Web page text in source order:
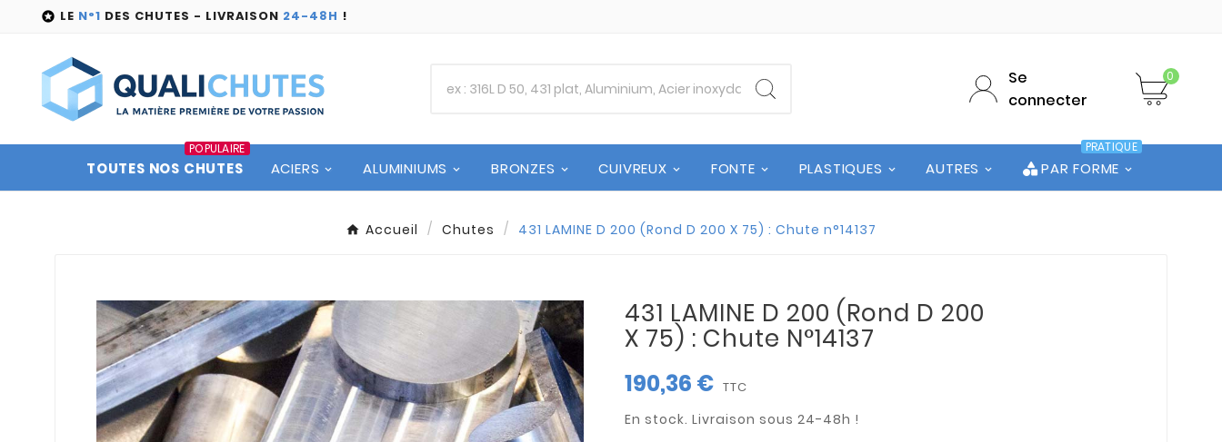
 LE N°1 DES CHUTES - LIVRAISON 24-48H !
Se
connecter
0
TOUTES NOS CHUTES
POPULAIRE
ACIERS ALUMINIUMS BRONZES CUIVREUX FONTE PLASTIQUES AUTRES PAR FORME
PRATIQUE
Accueil Chutes 431 LAMINE D 200 (Rond D 200 X 75) : Chute n°14137
431 LAMINE D 200 (Rond D 200
X 75) : Chute N°14137
190,36 € TTC